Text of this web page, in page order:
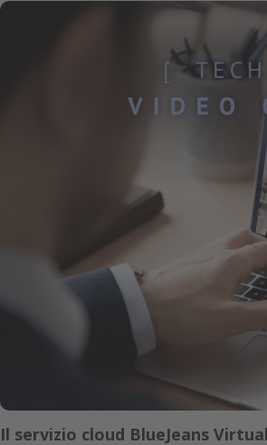
Il servizio cloud BlueJeans